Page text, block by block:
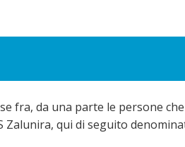
fra, da una parte le persone
Zalunira, qui di seguito